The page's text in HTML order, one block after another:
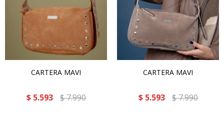
CARTERA MAVI
$ 5.593 $7.990
CARTERA MAVI
$ 5.593 $7.990